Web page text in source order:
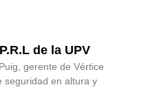
de la UPV
gerente de Vértice
seguridad en altura y